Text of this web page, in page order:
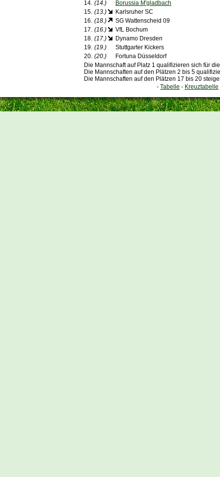
14. (14.)
Borussia M'gladbach
15. (13.)
Karlsruher SC
16. (18.)
SG Wattenscheid 09
17. (16.)
VfL Bochum
18. (17.)
Dynamo Dresden
19. (19.)
Stuttgarter Kickers
20. (20.)
Fortuna Düsseldorf
Die Mannschaft auf Platz 1 qualifizieren sich für
Die Mannschaften auf den Plätzen 2 bis 5
Die Mannschaften auf den Plätzen 17 bis 20
- Tabelle - Kreuztabelle